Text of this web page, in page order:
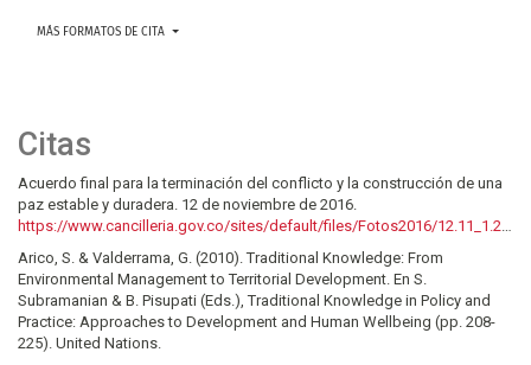
MÁS FORMATOS DE CITA
Citas
Acuerdo final para la terminación del conflicto y la construcción de una
paz estable y duradera. 12 de noviembre de 2016.
https://www.cancilleria.gov.co/sites/default/files/Fotos2016/12.11_1.2016nuevoacuerdofinal.pdf
Arico, S. & Valderrama, G. (2010). Traditional Knowledge: From
Environmental Management to Territorial Development. En S.
Subramanian & B. Pisupati (Eds.), Traditional Knowledge in Policy and
Practice: Approaches to Development and Human Wellbeing (pp. 208-
225). United Nations.